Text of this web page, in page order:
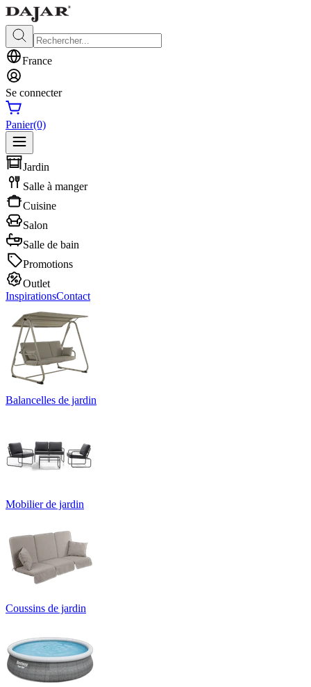
France
Se connecter
Panier(0)
Jardin
Salle à manger
Cuisine
Salon
Salle de bain
Promotions
Outlet
InspirationsContact
Balancelles de jardin
Mobilier de jardin
Coussins de jardin